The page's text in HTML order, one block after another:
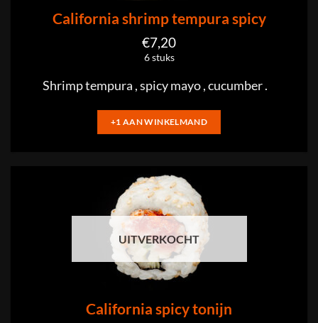
California shrimp tempura spicy
€7,20
6 stuks
Shrimp tempura , spicy mayo , cucumber .
+1 AAN WINKELMAND
UITVERKOCHT
California spicy tonijn